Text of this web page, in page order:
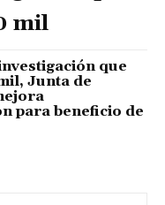
mil
que
Junta de
para beneficio de